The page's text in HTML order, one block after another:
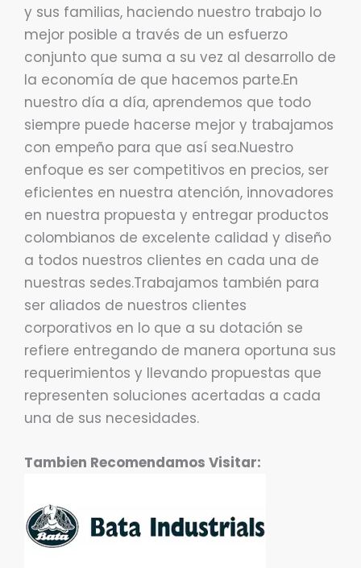
y sus familias, haciendo nuestro trabajo lo
mejor posible a través de un esfuerzo
conjunto que suma a su vez al desarrollo de
la economía de que hacemos parte.En
nuestro día a día, aprendemos que todo
siempre puede hacerse mejor y trabajamos
con empeño para que así sea.Nuestro
enfoque es ser competitivos en precios, ser
eficientes en nuestra atención, innovadores
en nuestra propuesta y entregar productos
colombianos de excelente calidad y diseño
a todos nuestros clientes en cada una de
nuestras sedes.Trabajamos también para
ser aliados de nuestros clientes
corporativos en lo que a su dotación se
refiere entregando de manera oportuna sus
requerimientos y llevando propuestas que
representen soluciones acertadas a cada
una de sus necesidades.
Tambien Recomendamos Visitar: